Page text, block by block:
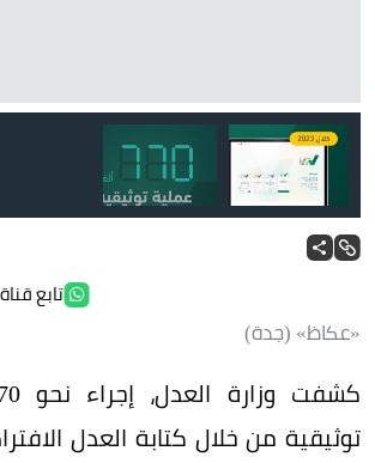
كتابة العدل الافتراضية تتيح خدمات الوكالات
والحالات الاجتماعية
تابع
«عكاظ» (جدة)
توثيقية من خلال كتابة العدل